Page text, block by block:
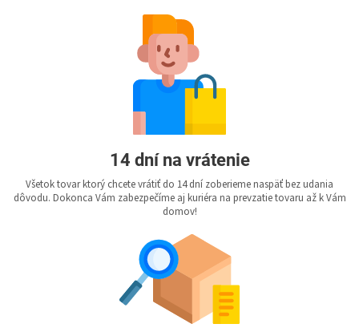
14 dní na vrátenie
Všetok tovar ktorý chcete vrátiť do 14 dní zoberieme naspäť bez udania
dôvodu. Dokonca Vám zabezpečíme aj kuriéra na prevzatie tovaru až k Vám
domov!